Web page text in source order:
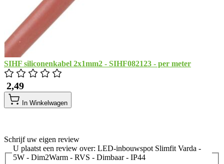
SIHF siliconenkabel 2x1mm2 - SIHF082123 - per meter
​ 2,49
In Winkelwagen
Schrijf uw eigen review
U plaatst een review over: LED-inbouwspot Slimfit Varda -
5W - Dim2Warm - RVS - Dimbaar - IP44